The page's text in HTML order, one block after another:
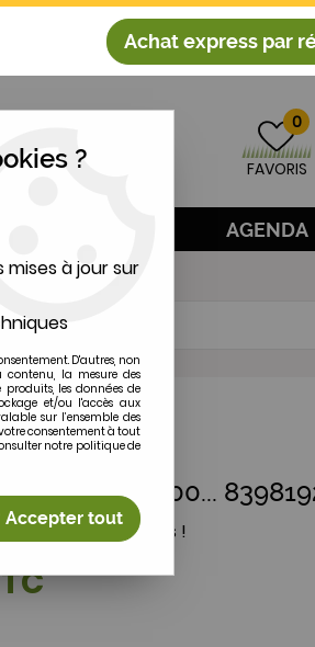
Achat express par
0
FAVORIS
AGENDA
2000, 3000...
à donner votre avis !
?
à jour sur
D'autres, non
la mesure des
les données de
et/ou l'accès aux
sur l’ensemble des
consentement à tout
notre politique de
Accepter tout